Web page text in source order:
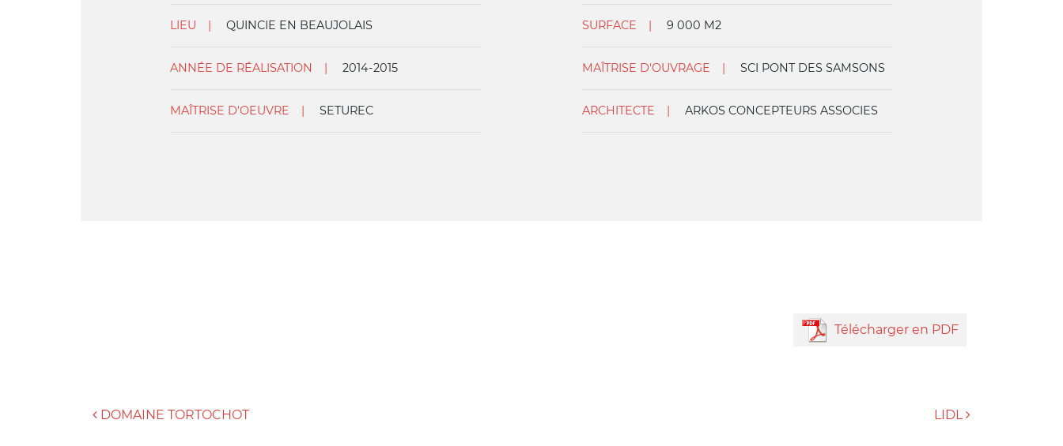
LIEU QUINCIE EN BEAUJOLAIS SURFACE 9 000 M2
ANNÉE DE RÉALISATION 2014-2015 MAÎTRISE D'OUVRAGE SCI PONT DES SAMSONS
MAÎTRISE D'OEUVRE SETUREC ARCHITECTE ARKOS CONCEPTEURS ASSOCIES
Télécharger en PDF
NAVIGATION DES ARTICLES
DOMAINE TORTOCHOT LIDL